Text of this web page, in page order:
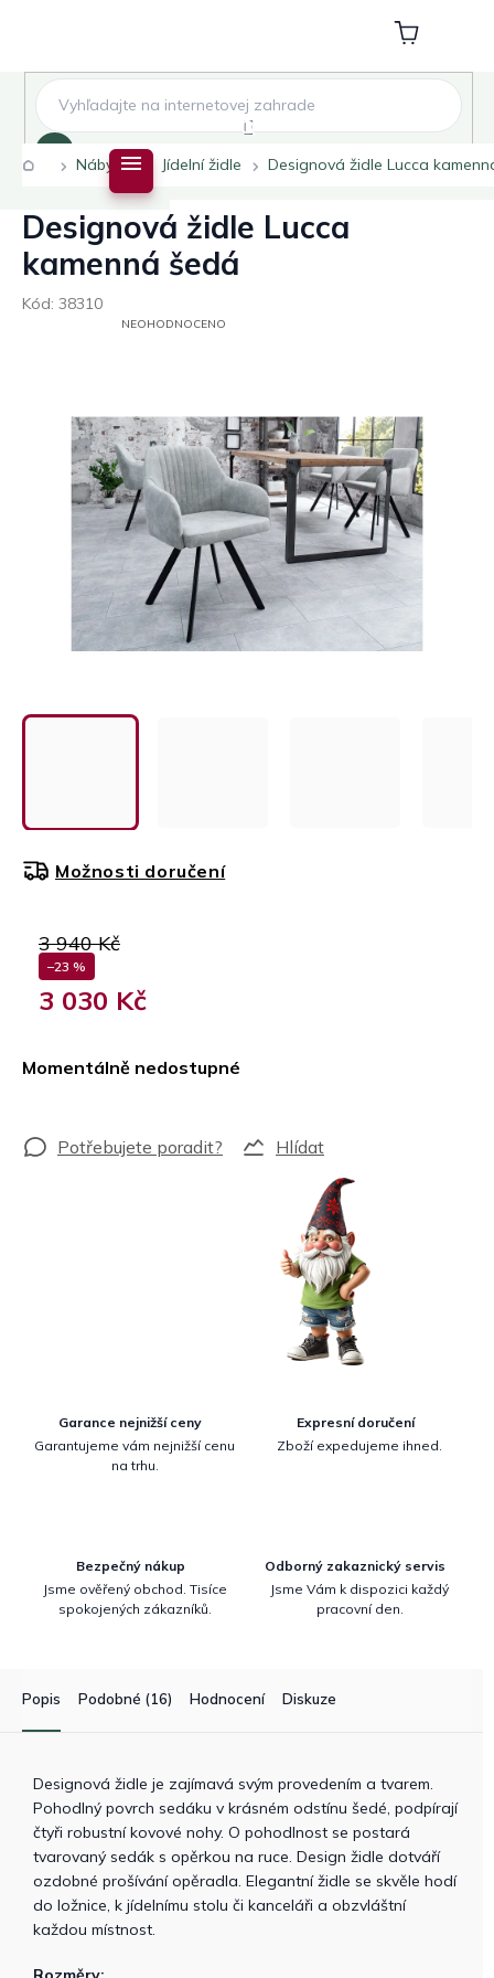
Nákupní
košík
DomůNábytek Jídelní židle Designová židle Lucca
Designová židle Lucca
kamenná šedá
Kód: 38310
PRŮMĚRNÉ
HVĚZDIČEK.
NEOHODNOCENO
3 940 Kč
–23 %
3 030 Kč
Momentálně nedostupné
Možnosti doručení
Hlídat
Garance nejnižší ceny
Garantujeme vám nejnižší cenu
na trhu.
Expresní doručení
Zboží expedujeme ihned.
Bezpečný nákup
Jsme ověřený obchod. Tisíce
spokojených zákazníků.
Odborný zakaznický servis
Jsme Vám k dispozici každý
pracovní den.
Popis Podobné (16) Hodnocení Diskuze
Designová židle je zajímavá svým provedením a tvarem.
Pohodlný povrch sedáku v krásném odstínu šedé, podpírají
čtyři robustní kovové nohy. O pohodlnost se postará
tvarovaný sedák s opěrkou na ruce. Design židle dotváří
ozdobné prošívání opěradla. Elegantní židle se skvěle hodí
do ložnice, k jídelnímu stolu či kanceláři a obzvláštní
každou místnost.